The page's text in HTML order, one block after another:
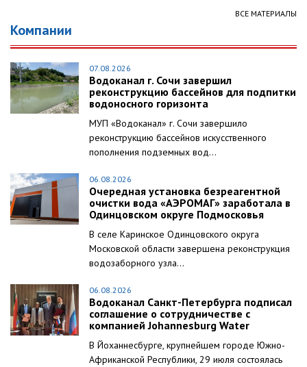
ВСЕ МАТЕРИАЛЫ
Компании
07.08.2026
Водоканал г. Сочи завершил
реконструкцию бассейнов для подпитки
водоносного горизонта
МУП «Водоканал» г. Сочи завершило
реконструкцию бассейнов искусственного
пополнения подземных вод...
06.08.2026
Очередная установка безреагентной
очистки вода «АЭРОМАГ» заработала в
Одинцовском округе Подмосковья
В селе Каринское Одинцовского округа
Московской области завершена реконструкция
водозаборного узла...
06.08.2026
Водоканал Санкт-Петербурга подписал
соглашение о сотрудничестве с
компанией Johannesburg Water
В Йоханнесбурге, крупнейшем городе Южно-
Африканской Республики, 29 июля состоялась